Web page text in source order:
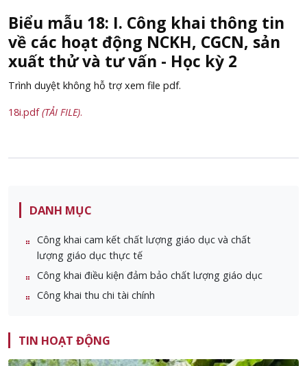
Biểu mẫu 18: I. Công khai thông tin
về các hoạt động NCKH, CGCN, sản
xuất thử và tư vấn - Học kỳ 2
Trình duyệt không hỗ trợ xem file pdf.
18i.pdf(TẢI FILE).
DANH MỤC
Công khai cam kết chất lượng giáo dục và chất
lượng giáo dục thực tế
Công khai điều kiện đảm bảo chất lượng giáo dục
Công khai thu chi tài chính
TIN HOẠT ĐỘNG